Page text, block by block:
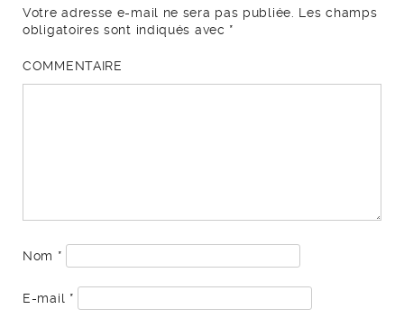
Votre adresse e-mail ne sera pas publiée.
Les champs
obligatoires sont indiqués avec *
COMMENTAIRE
Nom *
E-mail *